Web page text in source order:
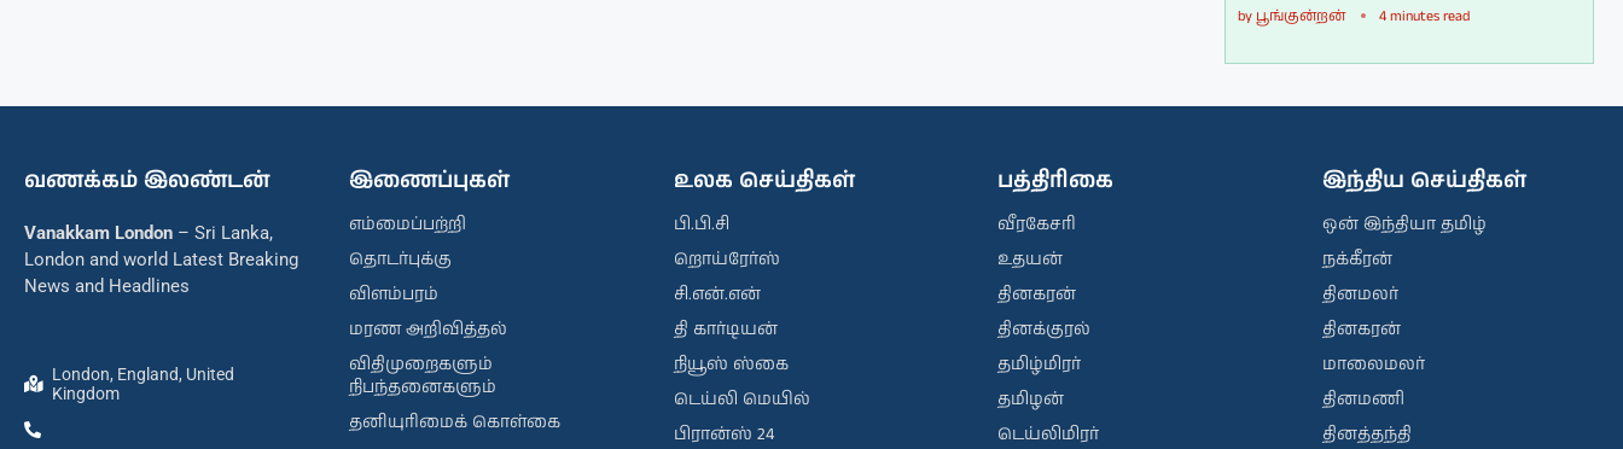
by பூங்குன்றன் 4 minutes read
வணக்கம் இலண்டன்
Vanakkam London – Sri Lanka,
London and world Latest Breaking
News and Headlines
London, England, United
Kingdom
இணைப்புகள்
எம்மைப்பற்றி
தொடர்புக்கு
விளம்பரம்
மரண அறிவித்தல்
விதிமுறைகளும்
நிபந்தனைகளும்
தனியுரிமைக் கொள்கை
உலக செய்திகள்
பி.பி.சி
றொய்ரேர்ஸ்
சி.என்.என்
தி கார்டியன்
நியூஸ் ஸ்கை
டெய்லி மெயில்
பிரான்ஸ் 24
பத்திரிகை
வீரகேசரி
உதயன்
தினகரன்
தினக்குரல்
தமிழ்மிரர்
தமிழன்
டெய்லிமிரர்
இந்திய செய்திகள்
ஒன் இந்தியா தமிழ்
நக்கீரன்
தினமலர்
தினகரன்
மாலைமலர்
தினமணி
தினத்தந்தி